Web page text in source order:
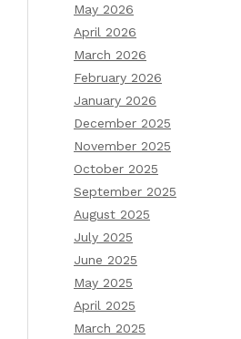
May 2026
April 2026
March 2026
February 2026
January 2026
December 2025
November 2025
October 2025
September 2025
August 2025
July 2025
June 2025
May 2025
April 2025
March 2025